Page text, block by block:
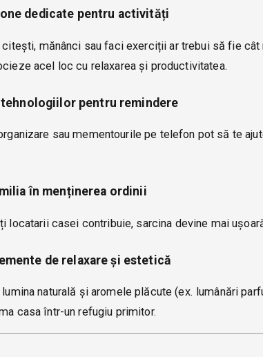
dedicate pentru activități
citești, mănânci sau faci exerciții ar trebui să fie
acel loc cu relaxarea și productivitatea.
pentru remindere
sau mementourile pe telefon pot să te
în menținerea ordinii
locatarii casei contribuie, sarcina devine mai
de relaxare și estetică
naturală și aromele plăcute (ex. lumânări
casa într-un refugiu primitor.